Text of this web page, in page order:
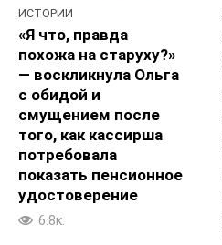
ИСТОРИИ
«Я что, правда
похожа на старуху?»
— воскликнула Ольга
с обидой и
смущением после
того, как кассирша
потребовала
показать пенсионное
удостоверение
6.8к.